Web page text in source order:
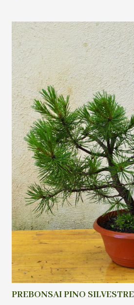
PREBONSAI PINO SILVESTRE